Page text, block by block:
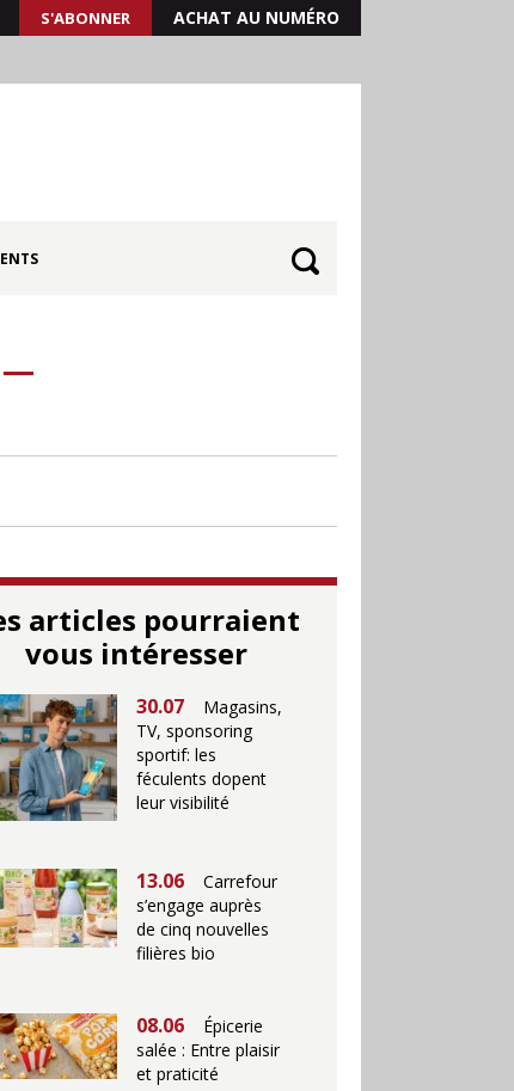
S'ABONNER ACHAT AU NUMÉRO
articles pourraient
vous intéresser
30.07
Magasins,
TV, sponsoring
sportif: les
féculents dopent
leur visibilité
13.06
Carrefour
s’engage auprès
de cinq nouvelles
filières bio
08.06
Épicerie
salée : Entre plaisir
et praticité